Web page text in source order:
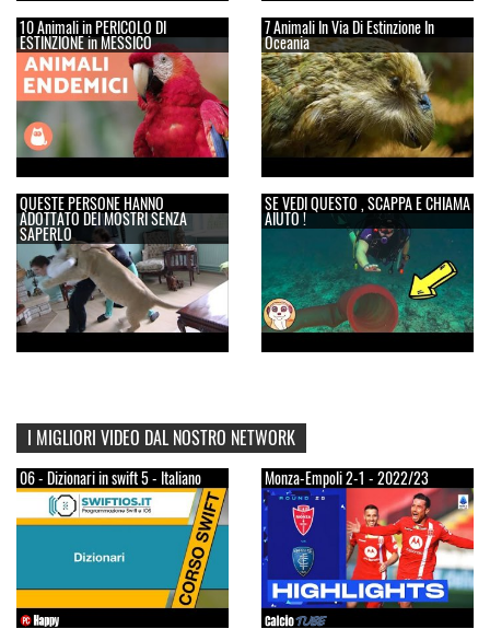
10 Animali in PERICOLO DI
ESTINZIONE in MESSICO
7 Animali In Via Di Estinzione In
Oceania
QUESTE PERSONE HANNO
ADOTTATO DEI MOSTRI SENZA
SAPERLO
SE VEDI QUESTO , SCAPPA E CHIAMA
AIUTO !
I MIGLIORI VIDEO DAL NOSTRO NETWORK
06 - Dizionari in swift 5 - Italiano Monza-Empoli 2-1 - 2022/23